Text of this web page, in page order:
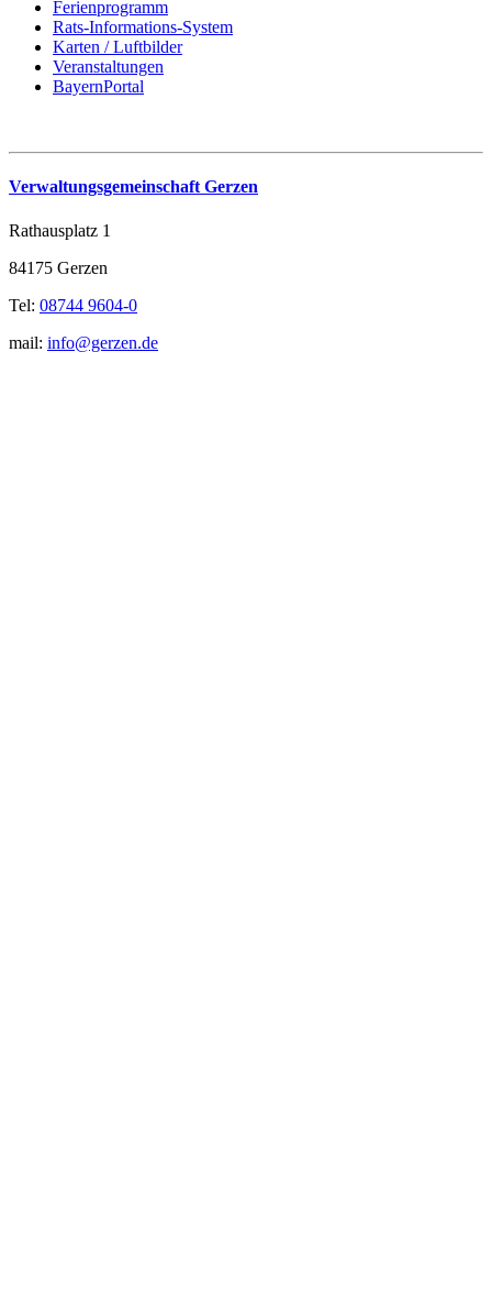
Ferienprogramm
Rats-Informations-System
Karten / Luftbilder
Veranstaltungen
BayernPortal
Verwaltungsgemeinschaft Gerzen
Rathausplatz 1
84175 Gerzen
Tel: 08744 9604-0
mail: info@gerzen.de